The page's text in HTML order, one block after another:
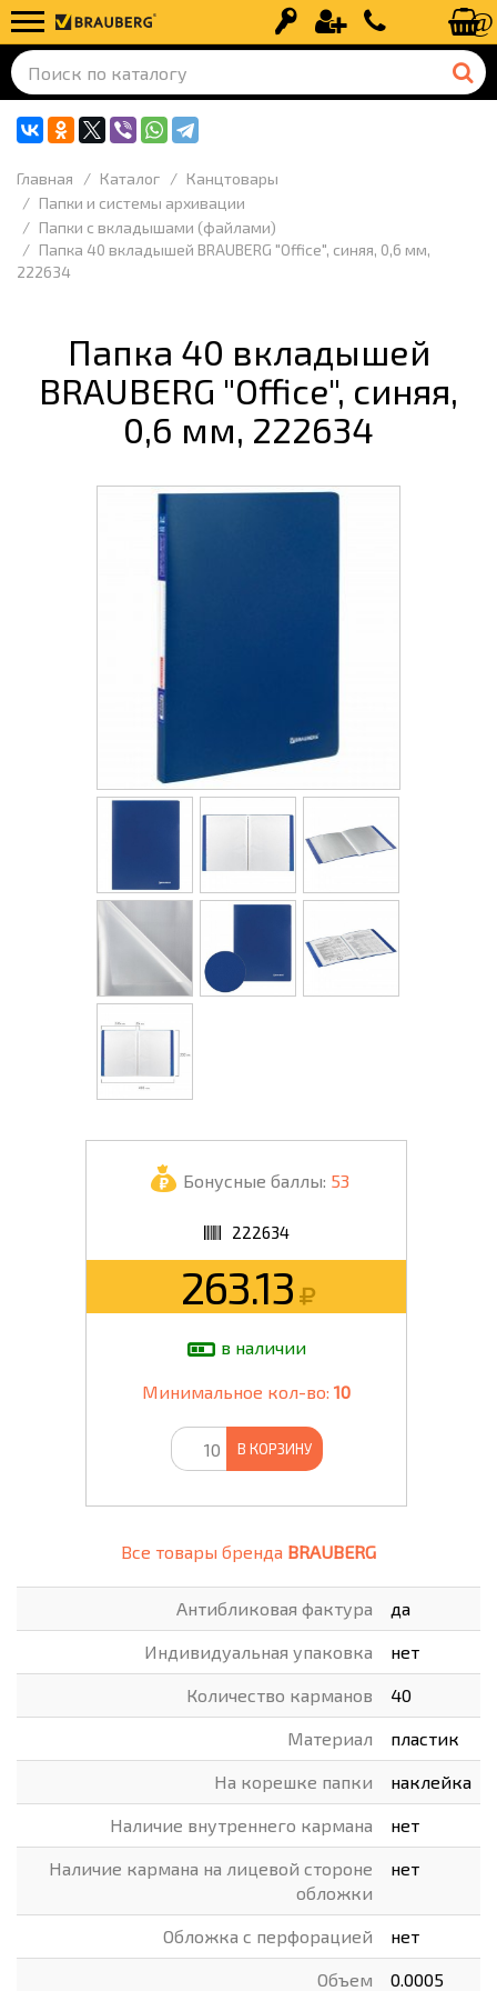
Вход Регистрация+7 (499) 110-
Главная Каталог
Канцтовары
Папки и системы архивации
Папки с вкладышами (файлами)
Папка 40 вкладышей BRAUBERG "Office", синяя, 0,6 мм,
222634
Папка 40 вкладышей
BRAUBERG "Office", синяя,
0,6 мм, 222634
Бонусные баллы: 53
222634
263.13
в наличии
Минимальное кол-во: 10
В КОРЗИНУ
Все товары бренда BRAUBERG
Антибликовая фактура да
Индивидуальная упаковка нет
Количество карманов 40
Материал пластик
На корешке папки наклейка
Наличие внутреннего кармана нет
Наличие кармана на лицевой стороне
обложки
нет
Обложка с перфорацией нет
Объем 0.0005